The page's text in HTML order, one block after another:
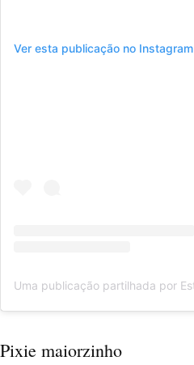
Ver esta publicação no Instagram
Pixie maiorzinho